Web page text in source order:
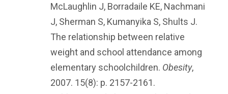
McLaughlin J, Borradaile KE, Nachmani
J, Sherman S, Kumanyika S, Shults J.
The relationship between relative
weight and school attendance among
elementary schoolchildren. Obesity,
2007. 15(8): p. 2157-2161.